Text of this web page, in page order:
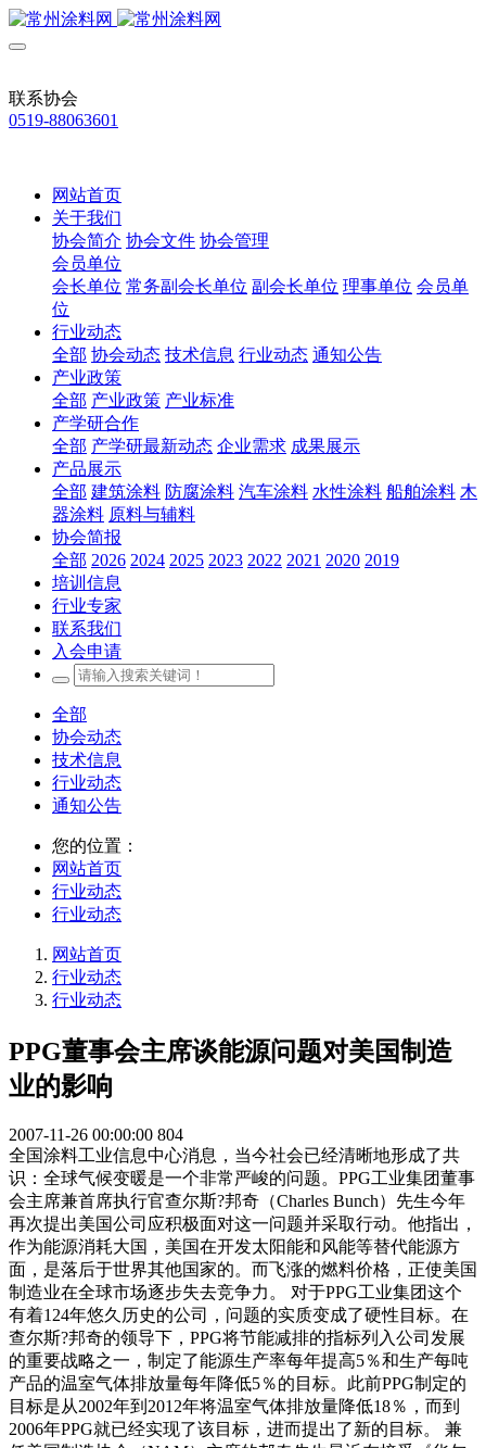
联系协会
0519-88063601
网站首页
关于我们
协会简介 协会文件 协会管理
会员单位
会长单位 常务副会长单位 副会长单位 理事单位 会员单
位
行业动态
全部 协会动态 技术信息 行业动态 通知公告
产业政策
全部 产业政策 产业标准
产学研合作
全部 产学研最新动态 企业需求 成果展示
产品展示
全部 建筑涂料 防腐涂料 汽车涂料 水性涂料 船舶涂料 木
器涂料 原料与辅料
协会简报
全部 2026 2024 2025 2023 2022 2021 2020 2019
培训信息
行业专家
联系我们
入会申请
全部
协会动态
技术信息
行业动态
通知公告
您的位置：
网站首页
行业动态
行业动态
网站首页
行业动态
行业动态
PPG董事会主席谈能源问题对美国制造
业的影响
2007-11-26 00:00:00 804
全国涂料工业信息中心消息，当今社会已经清晰地形成了共
识：全球气候变暖是一个非常严峻的问题。PPG工业集团董事
会主席兼首席执行官查尔斯?邦奇（Charles Bunch）先生今年
再次提出美国公司应积极面对这一问题并采取行动。他指出，
作为能源消耗大国，美国在开发太阳能和风能等替代能源方
面，是落后于世界其他国家的。而飞涨的燃料价格，正使美国
制造业在全球市场逐步失去竞争力。 对于PPG工业集团这个
有着124年悠久历史的公司，问题的实质变成了硬性目标。在
查尔斯?邦奇的领导下，PPG将节能减排的指标列入公司发展
的重要战略之一，制定了能源生产率每年提高5％和生产每吨
产品的温室气体排放量每年降低5％的目标。此前PPG制定的
目标是从2002年到2012年将温室气体排放量降低18％，而到
2006年PPG就已经实现了该目标，进而提出了新的目标。 兼